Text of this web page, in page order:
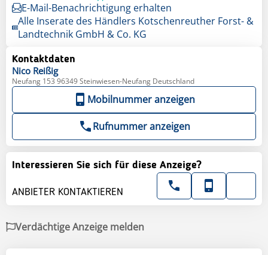
E-Mail-Benachrichtigung erhalten
Alle Inserate des Händlers Kotschenreuther Forst- &
Landtechnik GmbH & Co. KG
Kontaktdaten
Nico Reißig
Neufang 153 96349 Steinwiesen-Neufang Deutschland
Mobilnummer anzeigen
Rufnummer anzeigen
Interessieren Sie sich für diese Anzeige?
ANBIETER KONTAKTIEREN
Verdächtige Anzeige melden